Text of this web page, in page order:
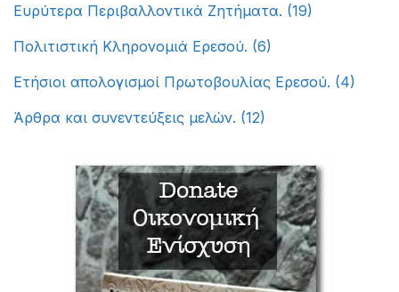
Ευρύτερα Περιβαλλοντικά Ζητήματα. (19)
Πολιτιστική Κληρονομιά Ερεσού. (6)
Ετήσιοι απολογισμοί Πρωτοβουλίας Ερεσού. (4)
Άρθρα και συνεντεύξεις μελών. (12)